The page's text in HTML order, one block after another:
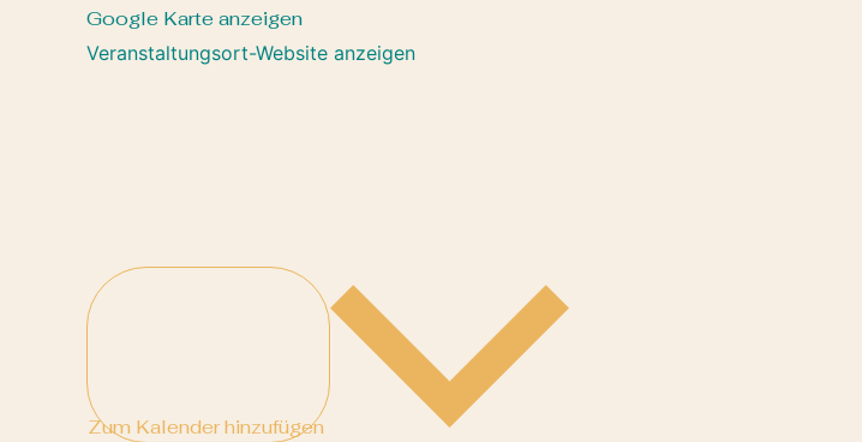
Google Karte anzeigen
Veranstaltungsort-Website anzeigen
Zum Kalender hinzufügen